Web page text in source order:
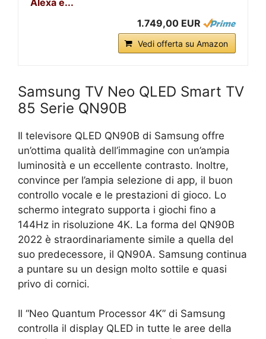
1.749,00 EUR
Vedi offerta su Amazon
Samsung TV Neo QLED Smart TV
85 Serie QN90B
Il televisore QLED QN90B di Samsung offre
un’ottima qualità dell’immagine con un’ampia
luminosità e un eccellente contrasto. Inoltre,
convince per l’ampia selezione di app, il buon
controllo vocale e le prestazioni di gioco. Lo
schermo integrato supporta i giochi fino a
144Hz in risoluzione 4K. La forma del QN90B
2022 è straordinariamente simile a quella del
suo predecessore, il QN90A. Samsung continua
a puntare su un design molto sottile e quasi
privo di cornici.
Il “Neo Quantum Processor 4K” di Samsung
controlla il display QLED in tutte le aree della